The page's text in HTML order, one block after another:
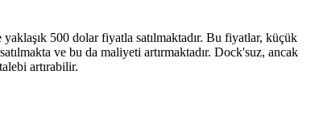
500 dolar fiyatla satılmaktadır. Bu fiyatlar, küçük
ve bu da maliyeti artırmaktadır. Dock'suz, ancak
artırabilir.